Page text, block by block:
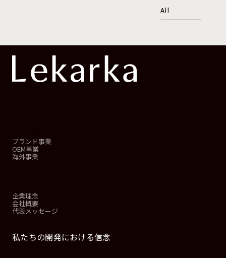
All
ブランド事業
OEM事業
海外事業
企業理念
会社概要
代表メッセージ
私たちの開発における信念